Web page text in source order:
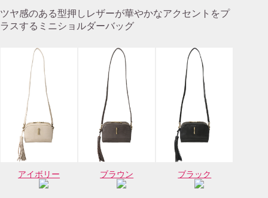
ツヤ感のある型押しレザーが華やかなアクセントをプ
ラスするミニショルダーバッグ
アイボリー ブラウン ブラック